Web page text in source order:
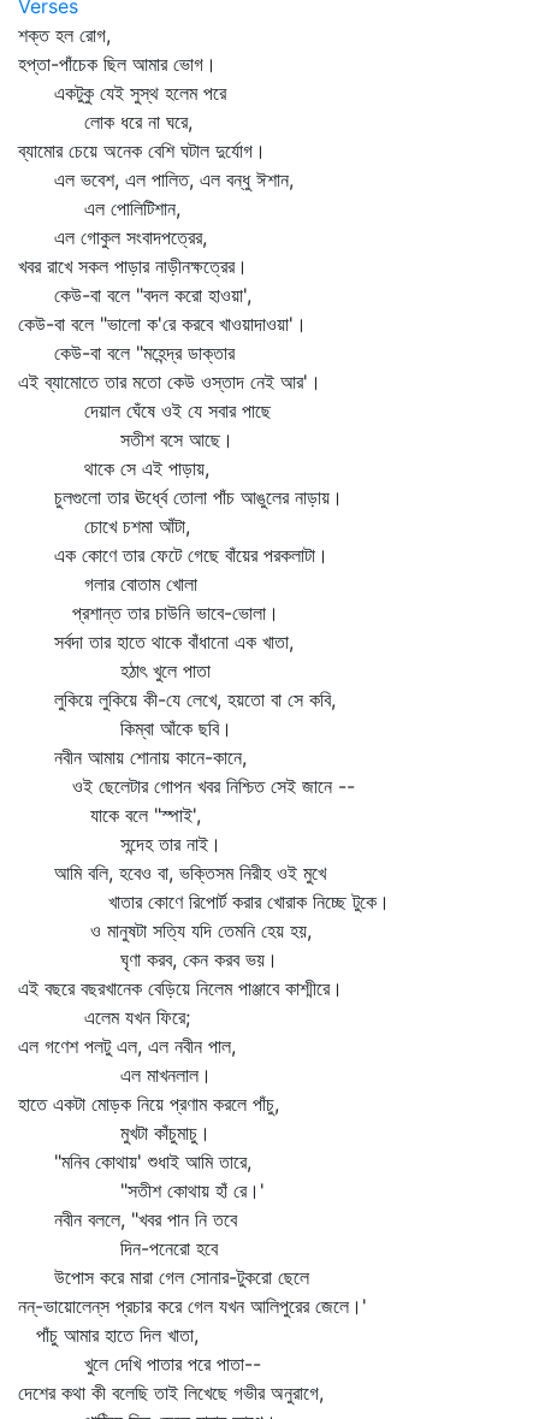
Verses
শক্ত হল রোগ,
হপ্তা-পাঁচেক ছিল আমার ভোগ।
একটুকু যেই সুস্থ হলেম পরে
লোক ধরে না ঘরে,
ব্যামোর চেয়ে অনেক বেশি ঘটাল দুর্যোগ।
এল ভবেশ, এল পালিত, এল বন্ধু ঈশান,
এল পোলিটিশান,
এল গোকুল সংবাদপত্রের,
খবর রাখে সকল পাড়ার নাড়ীনক্ষত্রের।
কেউ-বা বলে "বদল করো হাওয়া',
কেউ-বা বলে "ভালো ক'রে করবে খাওয়াদাওয়া'।
কেউ-বা বলে "মহেন্দ্র ডাক্তার
এই ব্যামোতে তার মতো কেউ ওস্তাদ নেই আর'।
দেয়াল ঘেঁষে ওই যে সবার পাছে
সতীশ বসে আছে।
থাকে সে এই পাড়ায়,
চুলগুলো তার ঊর্ধ্বে তোলা পাঁচ আঙুলের নাড়ায়।
চোখে চশমা আঁটা,
এক কোণে তার ফেটে গেছে বাঁয়ের পরকলাটা।
গলার বোতাম খোলা
প্রশান্ত তার চাউনি ভাবে-ভোলা।
সর্বদা তার হাতে থাকে বাঁধানো এক খাতা,
হঠাৎ খুলে পাতা
লুকিয়ে লুকিয়ে কী-যে লেখে, হয়তো বা সে কবি,
কিম্বা আঁকে ছবি।
নবীন আমায় শোনায় কানে-কানে,
ওই ছেলেটার গোপন খবর নিশ্চিত সেই জানে --
যাকে বলে "স্পাই',
সন্দেহ তার নাই।
আমি বলি, হবেও বা, ভক্তিসম নিরীহ ওই মুখে
খাতার কোণে রিপোর্ট করার খোরাক নিচ্ছে টুকে।
ও মানুষটা সত্যি যদি তেমনি হেয় হয়,
ঘৃণা করব, কেন করব ভয়।
এই বছরে বছরখানেক বেড়িয়ে নিলেম পাঞ্জাবে কাশ্মীরে।
এলেম যখন ফিরে;
এল গণেশ পলটু এল, এল নবীন পাল,
এল মাখনলাল।
হাতে একটা মোড়ক নিয়ে প্রণাম করলে পাঁচু,
মুখটা কাঁচুমাচু।
"মনিব কোথায়' শুধাই আমি তারে,
"সতীশ কোথায় হাঁ রে।'
নবীন বললে, "খবর পান নি তবে
দিন-পনেরো হবে
উপোস করে মারা গেল সোনার-টুকরো ছেলে
নন্‌-ভায়োলেন্‌স প্রচার করে গেল যখন আলিপুরের জেলে।'
পাঁচু আমার হাতে দিল খাতা,
খুলে দেখি পাতার পরে পাতা--
দেশের কথা কী বলেছি তাই লিখেছে গভীর অনুরাগে,